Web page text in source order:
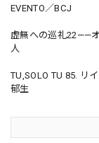
EVENTO／BCJ
虚無への巡礼22——
人
TU,SOLO TU 85. リ
郁生